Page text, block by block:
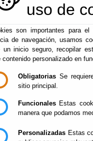
uso de
son importantes para
de navegación, usamos
un inicio seguro, recopilar
contenido personalizado en
Obligatorias Se
sitio principal.
Funcionales Estas
manera que podamos
Personalizadas Estas
Inicio -Diputación -